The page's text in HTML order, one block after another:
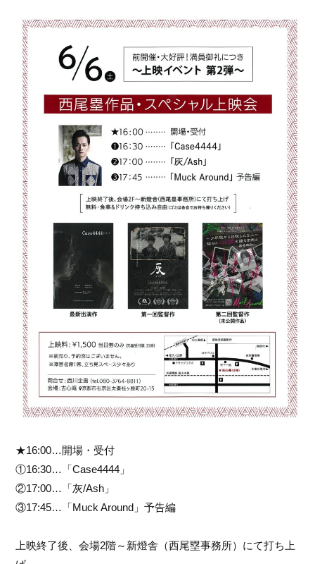
★16:00…開場・受付
①16:30…「Case4444」
②17:00…「灰/Ash」
③17:45…「Muck Around」予告編
上映終了後、会場2階～新燈舎（西尾塁事務所）にて打ち上